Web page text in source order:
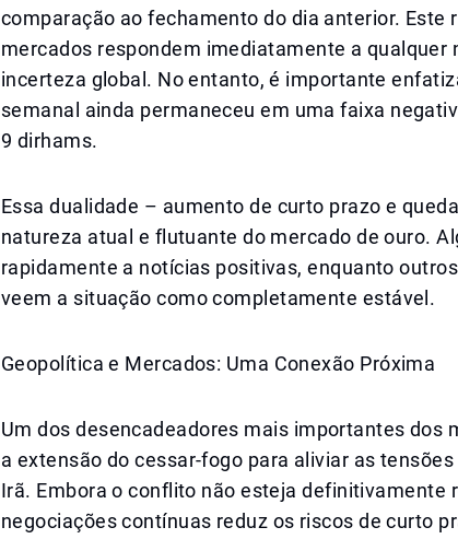
comparação ao fechamento do dia anterior. Este
mercados respondem imediatamente a qualquer
incerteza global. No entanto, é importante
semanal ainda permaneceu em uma faixa
9 dirhams.
Essa dualidade – aumento de curto prazo e
natureza atual e flutuante do mercado de ouro.
rapidamente a notícias positivas, enquanto
veem a situação como completamente estável.
Geopolítica e Mercados: Uma Conexão Próxima
Um dos desencadeadores mais importantes dos
a extensão do cessar-fogo para aliviar as
Irã. Embora o conflito não esteja definitivamente
negociações contínuas reduz os riscos de curto